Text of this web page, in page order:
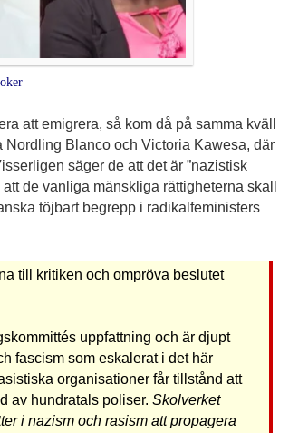
att emigrera, så kom då på samma kväll
Blanco och Victoria Kawesa, där
säger de att det är ”nazistisk
de vanliga mänskliga rättigheterna skall
töjbart begrepp i radikalfeministers
till kritiken och ompröva beslutet
uppfattning och är djupt
fascism som eskalerat i det här
organisationer får tillstånd att
av hundratals poliser. Skolverket
i nazism och rasism att propagera